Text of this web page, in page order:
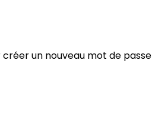
un nouveau mot de passe